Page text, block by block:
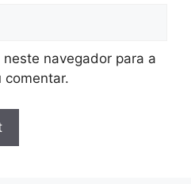
navegador para a
comentar.